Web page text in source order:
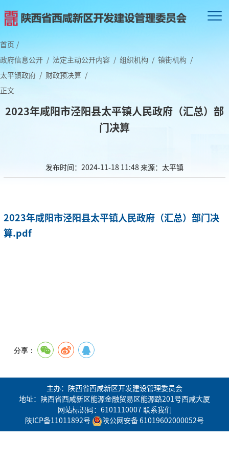
首页 /
政府信息公开 / 法定主动公开内容 / 组织机构 / 镇街机构 /
太平镇政府 / 财政预决算 /
正文
2023年咸阳市泾阳县太平镇人民政府（汇总）部
门决算
发布时间：2024-11-18 11:48 来源：太平镇
2023年咸阳市泾阳县太平镇人民政府（汇总）部门决
算.pdf
分享：
主办：陕西省西咸新区开发建设管理委员会
地址：陕西省西咸新区能源金融贸易区能源路201号西咸大厦
网站标识码：6101110007 联系我们
陕ICP备11011892号
陕公网安备 61019602000052号